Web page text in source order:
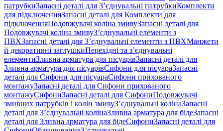
патрубкиЗапасні деталі для З’єднувальні патрубкиКомплекти
для підключенняЗапасні деталі для Комплекти для
підключенняПодовжувачі коліна змивуЗапасні деталі для
Подовжувачі коліна змивуЗ’єднувальні елементи з
ПВХЗапасні деталі для З’єднувальні елементи з ПВХМанжети
й декоративні заглушкиПерехідні та з’єднувальні
елементиЗливна арматура для пісуарівЗапасні деталі для
Зливна арматура для пісуарівСифони для пісуараЗапасні
деталі для Сифони для пісуараСифони прихованого
монтажуЗапасні деталі для Сифони прихованого
монтажуСифониЗапасні деталі для СифониПодовжувачі
змивних патрубків і колін змивуЗ’єднувальні колінаЗапасні
деталі для З’єднувальні колінаЗливна арматура для бідеЗапасні
деталі для Зливна арматура для бідеСифониЗапасні деталі для